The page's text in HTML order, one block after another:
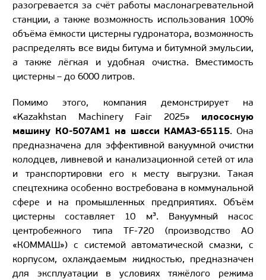
разогревается за счёт работы маслонагревательной
станции, а также возможность использования 100%
объёма ёмкости цистерны гудронатора, возможность
распределять все виды битума и битумной эмульсии,
а также лёгкая и удобная очистка. Вместимость
цистерны – до 6000 литров.
Помимо этого, компания демонстрирует на
«Kazakhstan Machinery Fair 2025» илососную
машину КО-507АМ1 на шасси КАМАЗ-65115. Она
предназначена для эффективной вакуумной очистки
колодцев, ливневой и канализационной сетей от ила
и транспортировки его к месту выгрузки. Такая
спецтехника особенно востребована в коммунальной
сфере и на промышленных предприятиях. Объём
цистерны составляет 10 м³. Вакуумный насос
центробежного типа TF-720 (производство АО
«КОММАШ») с системой автоматической смазки, с
корпусом, охлаждаемым жидкостью, предназначен
для эксплуатации в условиях тяжёлого режима